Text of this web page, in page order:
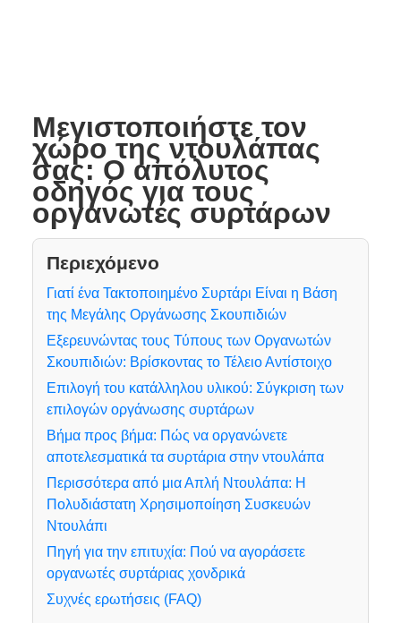
Μεγιστοποιήστε τον
χώρο της ντουλάπας
σας: Ο απόλυτος
οδηγός για τους
οργανωτές συρτάρων
Περιεχόμενο
Γιατί ένα Τακτοποιημένο Συρτάρι Είναι η Βάση
της Μεγάλης Οργάνωσης Σκουπιδιών
Εξερευνώντας τους Τύπους των Οργανωτών
Σκουπιδιών: Βρίσκοντας το Τέλειο Αντίστοιχο
Επιλογή του κατάλληλου υλικού: Σύγκριση των
επιλογών οργάνωσης συρτάρων
Βήμα προς βήμα: Πώς να οργανώνετε
αποτελεσματικά τα συρτάρια στην ντουλάπα
Περισσότερα από μια Απλή Ντουλάπα: Η
Πολυδιάστατη Χρησιμοποίηση Συσκευών
Ντουλάπι
Πηγή για την επιτυχία: Πού να αγοράσετε
οργανωτές συρτάριας χονδρικά
Συχνές ερωτήσεις (FAQ)